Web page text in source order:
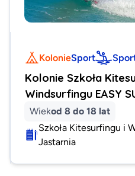
KolonieSport
Kolonie Szkoła
Windsurfingu EASY
Wiekod 8 do 18 lat
Szkoła Kitesurfingu i
Jastarnia